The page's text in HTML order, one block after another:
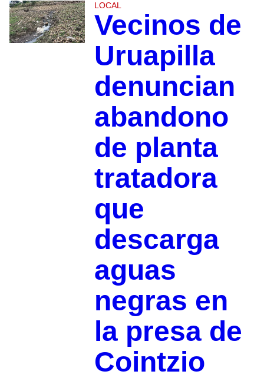
LOCAL
Vecinos de
Uruapilla
denuncian
abandono
de planta
tratadora
que
descarga
aguas
negras en
la presa de
Cointzio